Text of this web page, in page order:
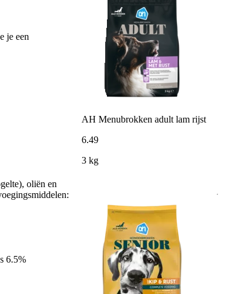
je een
oliën en
6.5%
AH Menubrokken adult lam rijst
6.49
3 kg